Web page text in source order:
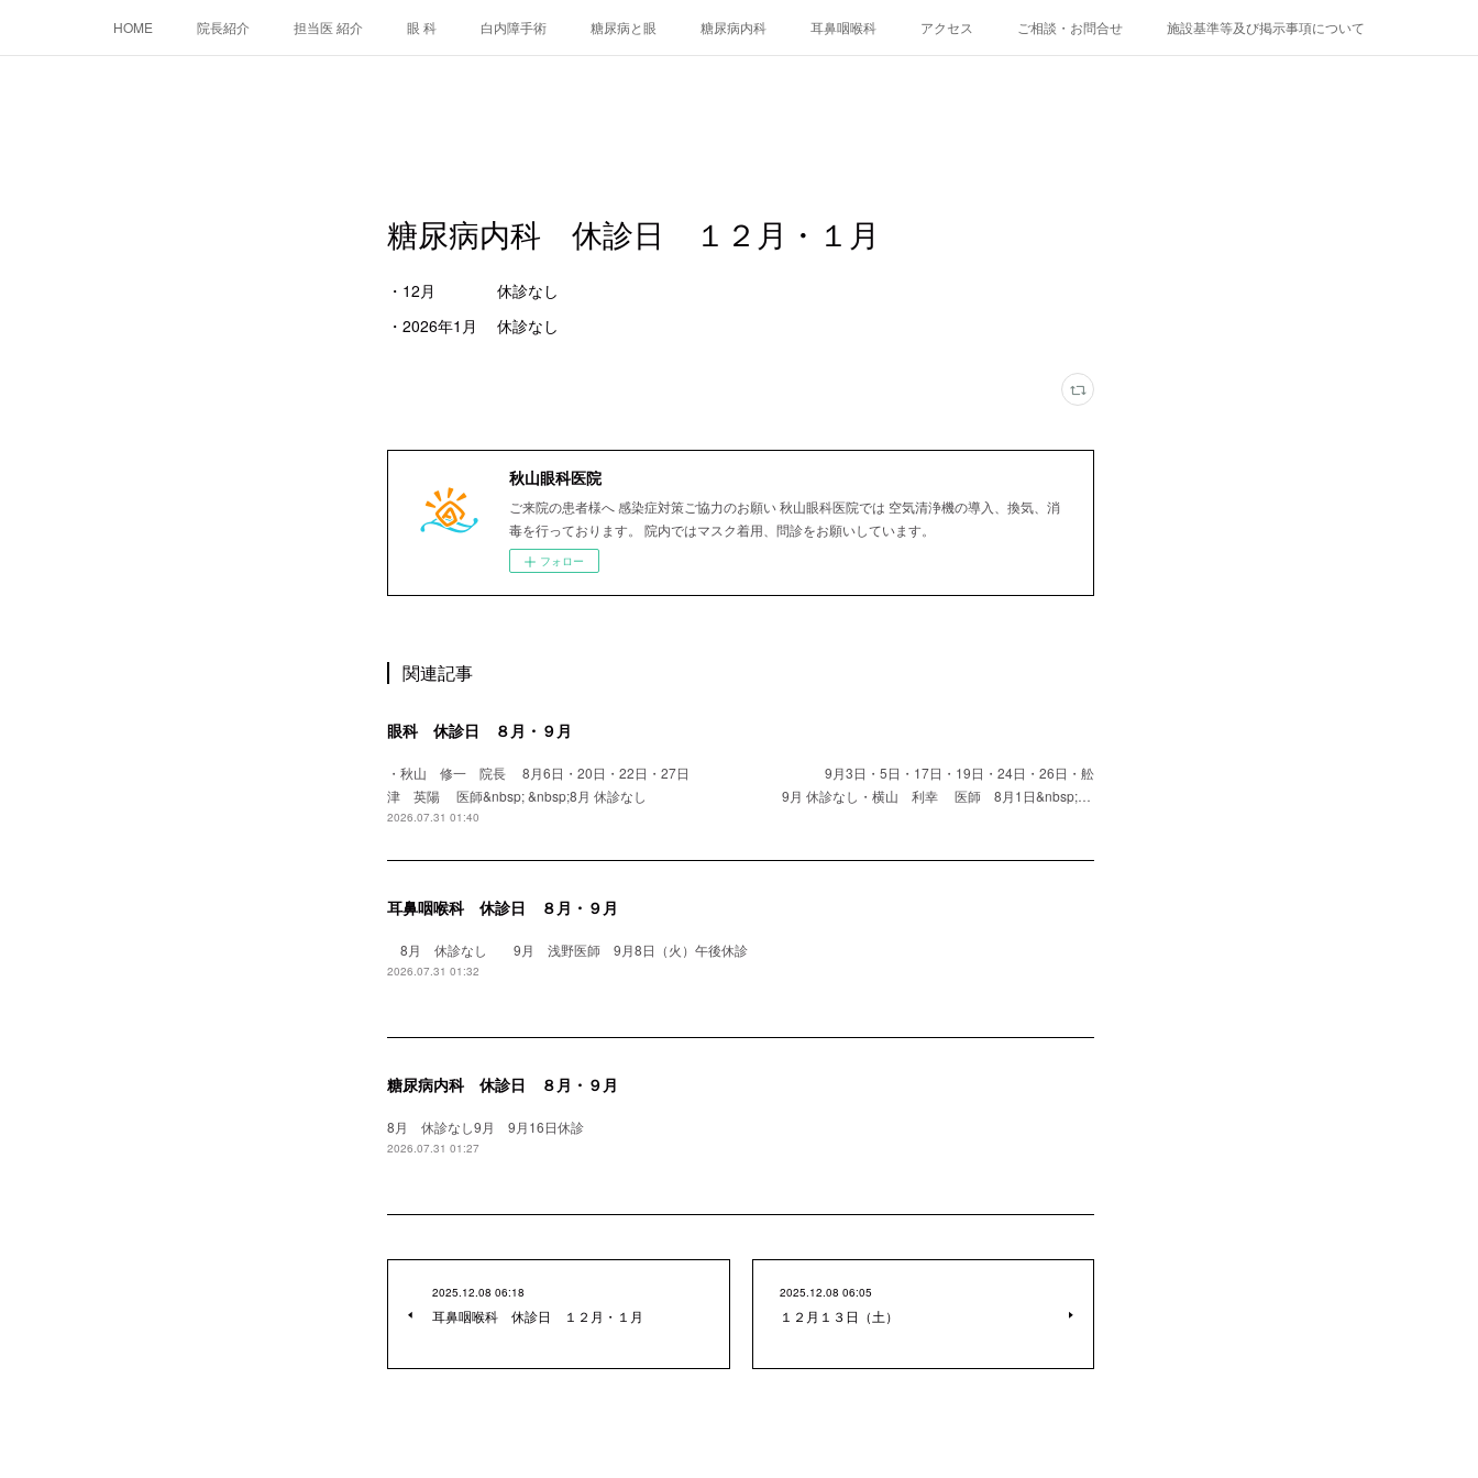
HOME 院長紹介 担当医 紹介 眼 科 白内障手術 糖尿病と眼 糖尿病内科 耳鼻咽喉科 アクセス ご相談・お問合せ 施設基準等及び掲示事項について
糖尿病内科 休診日 １２月・１月
・12月 休診なし
・2026年1月 休診なし
秋山眼科医院
ご来院の患者様へ 感染症対策ご協力のお願い 秋山眼科医院では 空気清浄機の導入、換気、消
毒を行っております。 院内ではマスク着用、問診をお願いしています。
フォロー
関連記事
眼科 休診日 ８月・９月
・秋山 修一 院長 8月6日・20日・22日・27日 9月3日・5日・17日・19日・24日・26日・舩
津 英陽 医師&nbsp; &nbsp;8月 休診なし 9月 休診なし・横山 利幸 医師 8月1日&nbsp;…
2026.07.31 01:40
耳鼻咽喉科 休診日 ８月・９月
8月 休診なし 9月 浅野医師 9月8日（火）午後休診
2026.07.31 01:32
糖尿病内科 休診日 ８月・９月
8月 休診なし9月 9月16日休診
2026.07.31 01:27
2025.12.08 06:18
耳鼻咽喉科 休診日 １２月・１月
2025.12.08 06:05
１２月１３日（土）